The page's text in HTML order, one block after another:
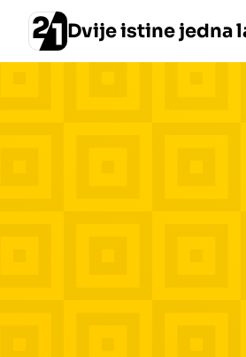
Dvije istine jedna